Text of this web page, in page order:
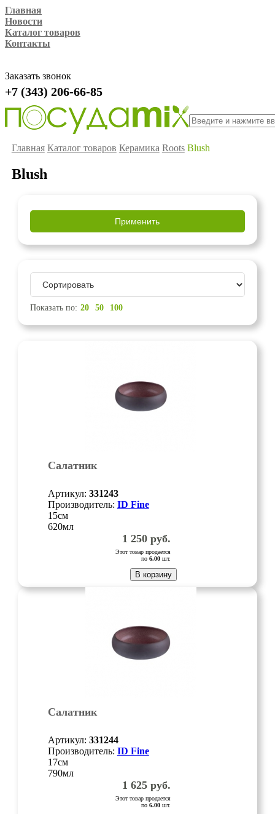
Главная
Новости
Каталог товаров
Контакты
Заказать звонок
+7 (343) 206-66-85
Главная Каталог товаров Керамика Roots Blush
Blush
Показать по: 20 50 100
Салатник
Артикул: 331243
Производитель: ID Fine
15см
620мл
1 250руб.
Этот товар продается
по 6.00шт.
В корзину
Салатник
Артикул: 331244
Производитель: ID Fine
17см
790мл
1 625руб.
Этот товар продается
по 6.00шт.